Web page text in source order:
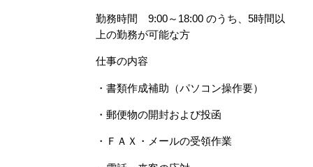
勤務時間 9:00～18:00 のうち、5時間以
上の勤務が可能な方
仕事の内容
・書類作成補助（パソコン操作要）
・郵便物の開封および投函
・ＦＡＸ・メールの受領作業